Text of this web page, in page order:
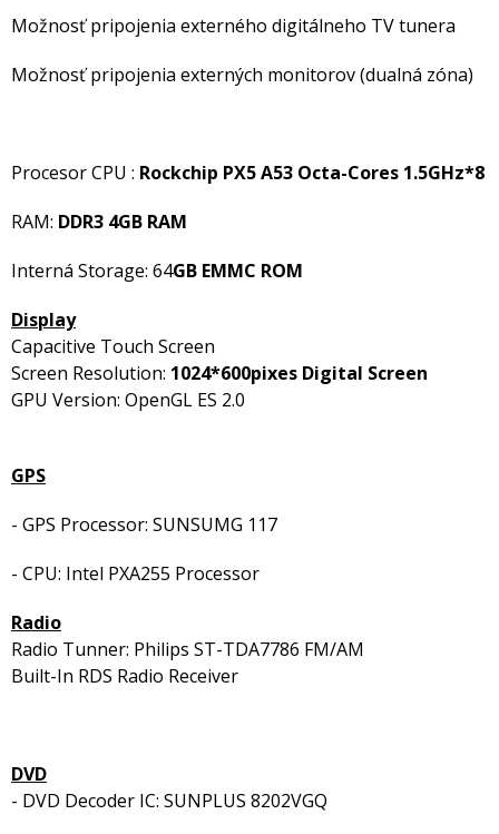
Možnosť pripojenia externého digitálneho TV tunera
Možnosť pripojenia externých monitorov (dualná zóna)
Procesor CPU : Rockchip PX5 A53 Octa-Cores 1.5GHz*8
RAM: DDR3 4GB RAM
Interná Storage: 64GB EMMC ROM
Display
Capacitive Touch Screen
Screen Resolution: 1024*600pixes Digital Screen
GPU Version: OpenGL ES 2.0
GPS
- GPS Processor: SUNSUMG 117
- CPU: Intel PXA255 Processor
Radio
Radio Tunner: Philips ST-TDA7786 FM/AM
Built-In RDS Radio Receiver
DVD
- DVD Decoder IC: SUNPLUS 8202VGQ